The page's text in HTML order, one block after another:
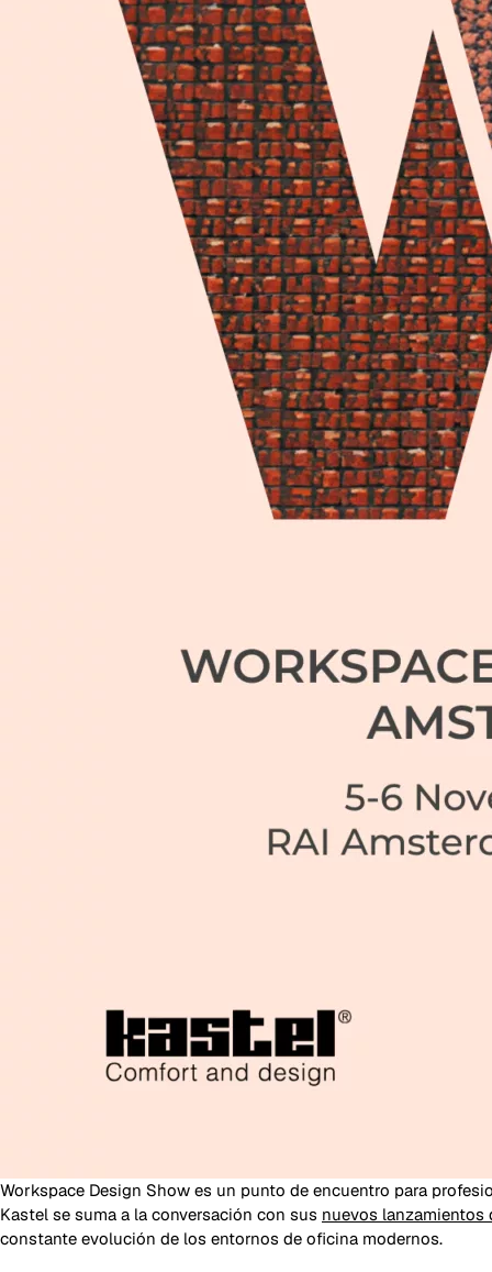
Workspace Design Show es un punto de encuentro para
Kastel se suma a la conversación con sus nuevos
constante evolución de los entornos de oficina modernos.